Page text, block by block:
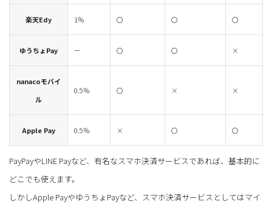
楽天Edy 1％ 〇 〇 〇
ゆうちょPay － 〇 〇 ×
nanacoモバイ
ル
0.5％ 〇 × ×
Apple Pay 0.5％ × 〇 〇
PayPayやLINE Payなど、有名なスマホ決済サービスであれば、基本的に
どこでも使えます。
しかしApple PayやゆうちょPayなど、スマホ決済サービスとしてはマイ